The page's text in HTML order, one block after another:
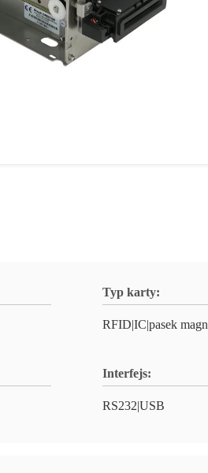
Typ karty:
RFID|IC|pasek
Interfejs:
RS232|USB